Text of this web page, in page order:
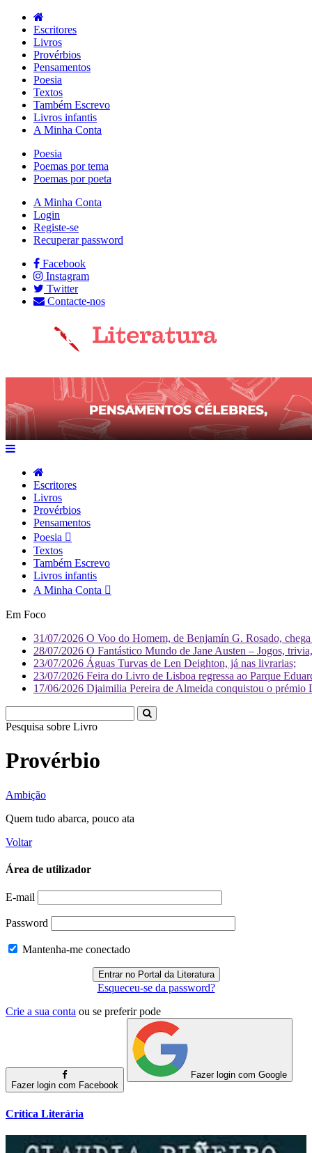
Escritores
Livros
Provérbios
Pensamentos
Poesia
Textos
Também Escrevo
Livros infantis
A Minha Conta
Poesia
Poemas por tema
Poemas por poeta
A Minha Conta
Login
Registe-se
Recuperar password
Facebook
Instagram
Twitter
Contacte-nos
Escritores
Livros
Provérbios
Pensamentos
Poesia
Textos
Também Escrevo
Livros infantis
A Minha Conta
Em Foco
31/07/2026 O Voo do Homem, de Benjamín G. Rosado,
28/07/2026 O Fantástico Mundo de Jane Austen – Jogos,
23/07/2026 Águas Turvas de Len Deighton, já nas livrarias;
23/07/2026 Feira do Livro de Lisboa regressa ao Parque
17/06/2026 Djaimilia Pereira de Almeida conquistou o
Pesquisa sobre Liv
Provérbio
Ambição
Quem tudo abarca, pouco ata
Voltar
Área de utilizador
E-mail
Password
Mantenha-me conectado
Esqueceu-se da password?
Crie a sua conta ou se preferir pode
Fazer login com Facebook
Fazer login com Google
Crítica Literária